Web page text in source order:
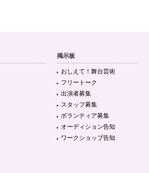
掲示板
おしえて！舞台芸術
フリートーク
出演者募集
スタッフ募集
ボランティア募集
オーディション告知
ワークショップ告知